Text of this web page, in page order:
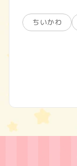
ちいかわ